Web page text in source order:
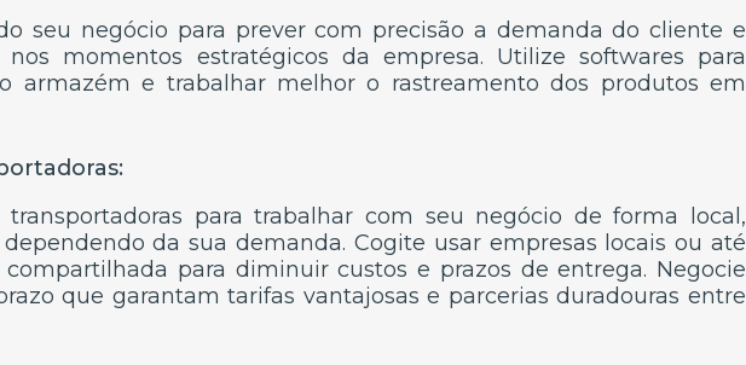
seu negócio para prever com precisão a demanda do cliente e
momentos estratégicos da empresa. Utilize softwares para
armazém e trabalhar melhor o rastreamento dos produtos em
transportadoras para trabalhar com seu negócio de forma local,
da sua demanda. Cogite usar empresas locais ou até
para diminuir custos e prazos de entrega. Negocie
que garantam tarifas vantajosas e parcerias duradouras entre